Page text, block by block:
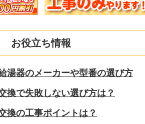
お役立ち情報
湯器のメーカーや型番の選び方
換で失敗しない選び方は？
換の工事ポイントは？